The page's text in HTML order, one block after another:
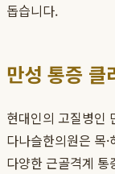
돕습니다.
만성 통증
현대인의 고질병인
다나슬한의원은 목
다양한 근골격계